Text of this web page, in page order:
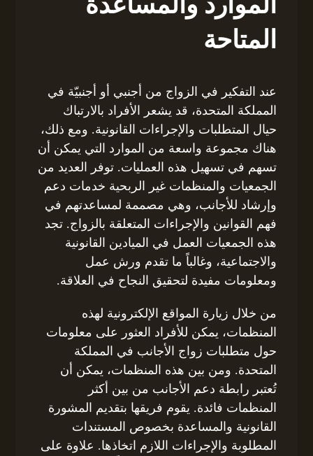
المتاحة
عند التفكير في الزواج من أجنبي أو أجنبيّة في
المملكة المتحدة، قد يشعر الأفراد بالارتباك
حيال المتطلبات والإجراءات القانونية. ومع ذلك،
هناك مجموعة واسعة من الموارد التي يمكن أن
تسهم في تسهيل هذه العمليات. توفر العديد من
الجمعيات والمنظمات غير الربحية خدمات دعم
وإرشاد للأجانب، وهي مصممة لمساعدتهم في
فهم القوانين والإجراءات المتعلقة بالزواج. تجد
هذه الجمعيات العمل في الميادين القانونية
والاجتماعية، وغالباً ما تقدم ورش عمل
ومعلومات مفيدة لتحقيق النجاح في العلاقة.
من خلال زيارة المواقع الإلكترونية لهذه
المنظمات، يمكن للأفراد العثور على معلومات
حول متطلبات زواج الأجانب في المملكة
المتحدة. ومن بين هذه المنظمات، يمكن أن
تُعتبر رابطة دعم الأجانب من بين أكثر
المنظمات فائدة. يقوم فريقها بتقديم المشورة
القانونية والمساعدة بخصوص المستندات
المطلوبة والإجراءات اللازم اتخاذها. علاوة على